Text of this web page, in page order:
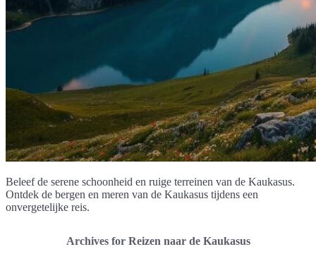
Beleef de serene schoonheid en ruige terreinen van de Kaukasus.
Ontdek de bergen en meren van de Kaukasus tijdens een
onvergetelijke reis.
Archives for Reizen naar de Kaukasus